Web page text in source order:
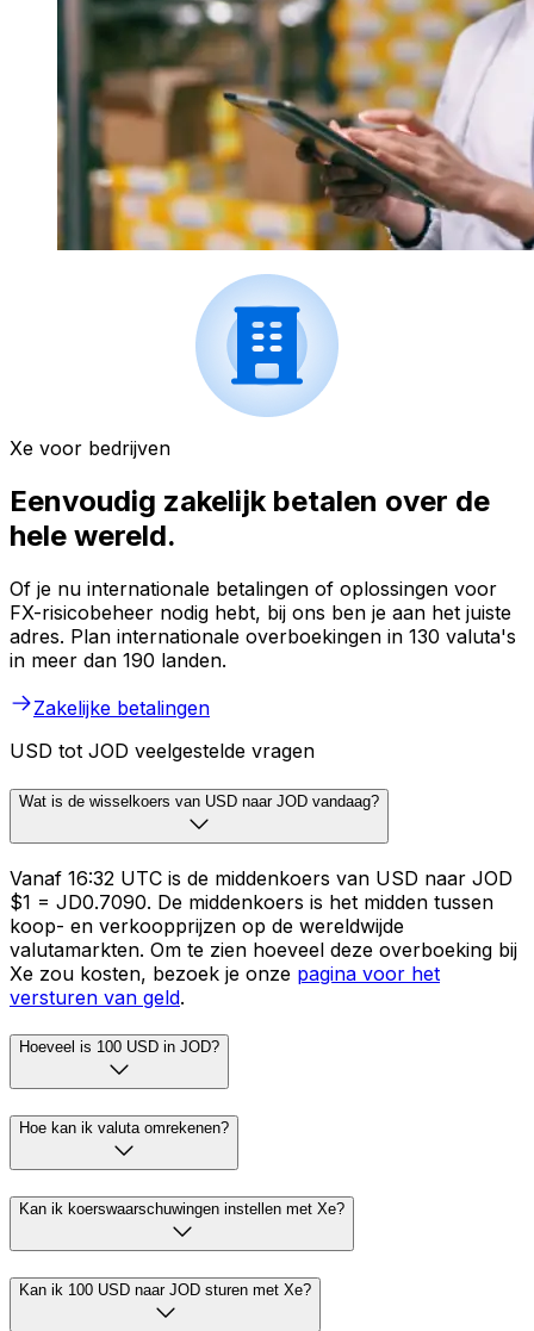
Xe voor bedrijven
Eenvoudig zakelijk betalen over de
hele wereld.
Of je nu internationale betalingen of oplossingen voor
FX-risicobeheer nodig hebt, bij ons ben je aan het juiste
adres. Plan internationale overboekingen in 130 valuta's
in meer dan 190 landen.
Zakelijke betalingen
USD tot JOD veelgestelde vragen
Wat is de wisselkoers van USD naar JOD vandaag?
Vanaf 16:32 UTC is de middenkoers van USD naar JOD
$1 = JD0.7090. De middenkoers is het midden tussen
koop- en verkoopprijzen op de wereldwijde
valutamarkten. Om te zien hoeveel deze overboeking bij
Xe zou kosten, bezoek je onze pagina voor het
versturen van geld.
Hoeveel is 100 USD in JOD?
Hoe kan ik valuta omrekenen?
Kan ik koerswaarschuwingen instellen met Xe?
Kan ik 100 USD naar JOD sturen met Xe?